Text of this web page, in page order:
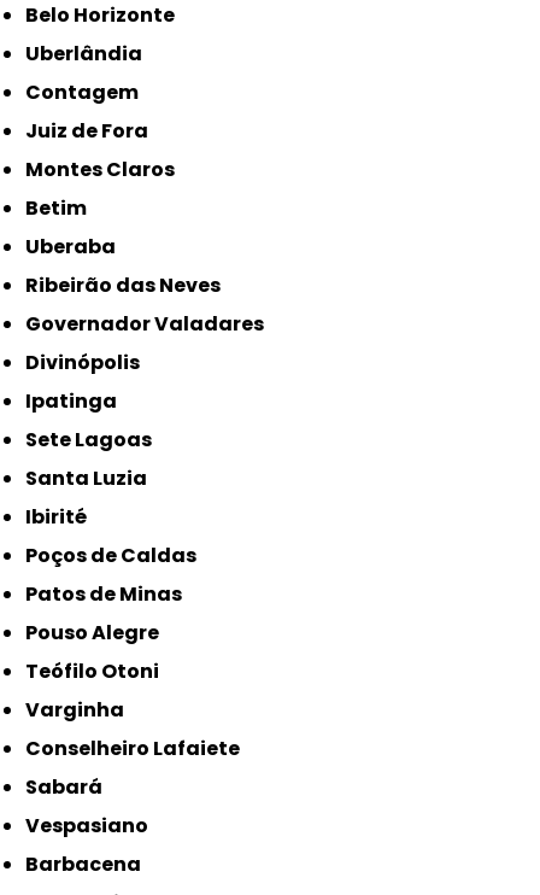
Belo Horizonte
Uberlândia
Contagem
Juiz de Fora
Montes Claros
Betim
Uberaba
Ribeirão das Neves
Governador Valadares
Divinópolis
Ipatinga
Sete Lagoas
Santa Luzia
Ibirité
Poços de Caldas
Patos de Minas
Pouso Alegre
Teófilo Otoni
Varginha
Conselheiro Lafaiete
Sabará
Vespasiano
Barbacena